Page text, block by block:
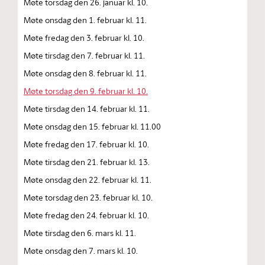
Møte onsdag den 1. februar kl. 11.
Møte fredag den 3. februar kl. 10.
Møte tirsdag den 7. februar kl. 11.
Møte onsdag den 8. februar kl. 11.
Møte torsdag den 9. februar kl. 10.
Møte tirsdag den 14. februar kl. 11.
Møte onsdag den 15. februar kl. 11.00
Møte fredag den 17. februar kl. 10.
Møte tirsdag den 21. februar kl. 13.
Møte onsdag den 22. februar kl. 11.
Møte torsdag den 23. februar kl. 10.
Møte fredag den 24. februar kl. 10.
Møte tirsdag den 6. mars kl. 11.
Møte onsdag den 7. mars kl. 10.